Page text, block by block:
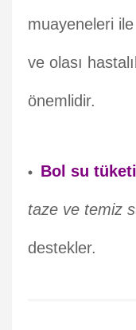
muayeneleri
ve olası
önemlidir.
Bol su
taze ve temiz
destekler.